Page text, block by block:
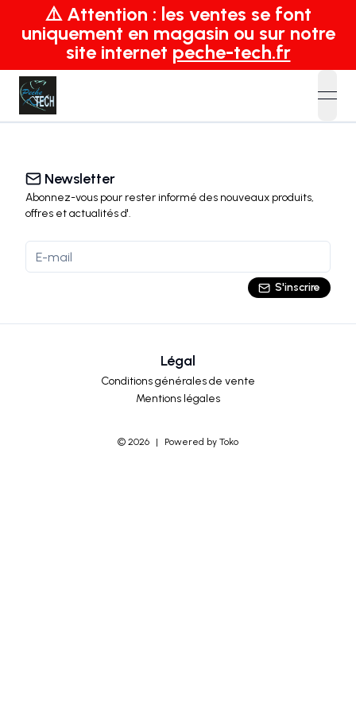
⚠️ Attention : les ventes se font
uniquement en magasin ou sur notre
site internet peche-tech.fr
Newsletter
Abonnez-vous pour rester informé des nouveaux produits,
offres et actualitésd'.
S'inscrire
Légal
Conditions générales de vente
Mentions légales
© 2026 | Powered by Toko